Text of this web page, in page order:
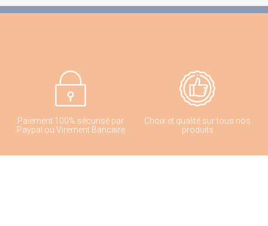
Paiement 100% sécurisé par
Paypal ou Virement Bancaire
Choix et qualité sur tous nos
produits